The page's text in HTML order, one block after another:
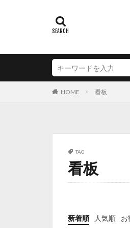
HOME 看板
TAG
看板
新着順 人気順 お